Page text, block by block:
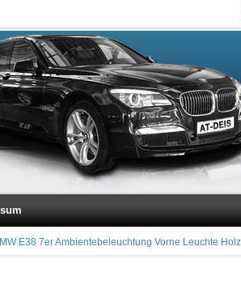
E38 7er Ambientebeleuchtung Vorne Leuchte